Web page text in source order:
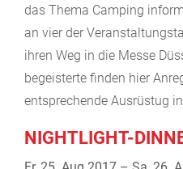
das Thema Camping
an vier der
ihren Weg in die Messe
begeisterte finden hier
entsprechende Ausrüstug
NIGHTLIGHT-